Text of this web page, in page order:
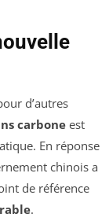
d’autres
carbone est
En réponse
chinois a
de référence
.